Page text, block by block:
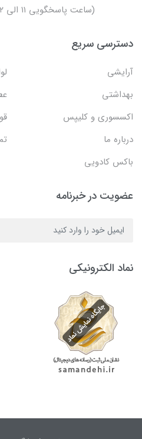
(ساعت پاسخگویی ۱۱ الی ۲۲)
دسترسی سریع
آرایشی
بهداشتی
اکسسوری و کلیپس
درباره ما
باکس کادویی
عضویت در خبرنامه
نماد الکترونیکی